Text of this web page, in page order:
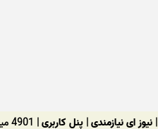
|نیوز ای نیازمندی|پنل کاربری| 4901 میلی ثانیه